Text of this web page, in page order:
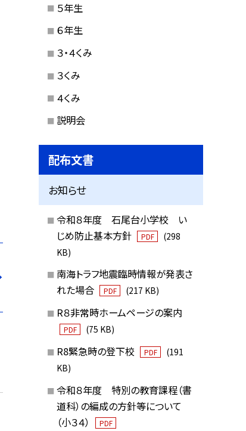
５年生
６年生
３・４くみ
３くみ
４くみ
説明会
配布文書
お知らせ
令和８年度 石尾台小学校 い
じめ防止基本方針
PDF
(298
KB)
南海トラフ地震臨時情報が発表さ
れた場合
PDF (217 KB)
R８非常時ホームページの案内
PDF (75 KB)
R8緊急時の登下校 PDF
(191
KB)
令和８年度 特別の教育課程（書
道科）の編成の方針等について
（小３４）
PDF